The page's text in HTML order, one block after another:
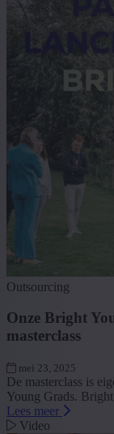
Outsourcing
Onze Bright
masterclass
mei 23, 2025
De masterclass is
Young Grads.
Lees meer
Video